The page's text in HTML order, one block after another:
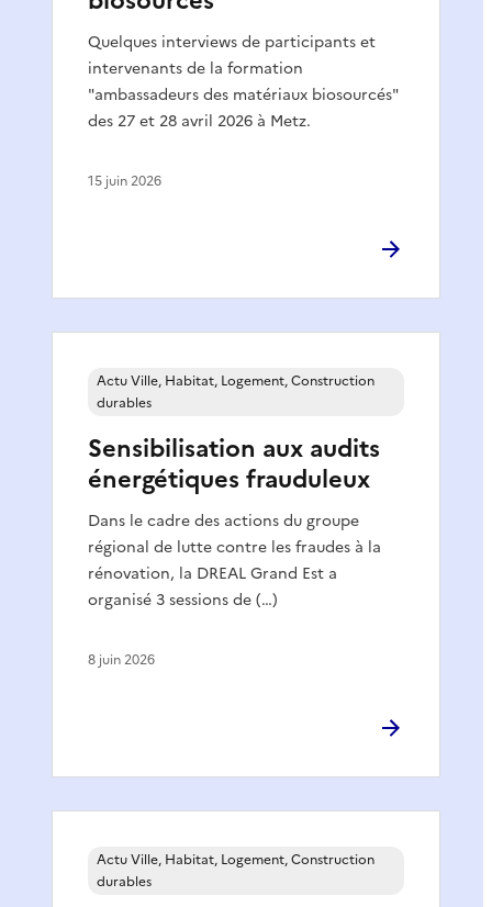
Quelques interviews de participants et
intervenants de la formation
"ambassadeurs des matériaux biosourcés"
des 27 et 28 avril 2026 à Metz.
15 juin 2026
Sensibilisation aux audits
énergétiques frauduleux
Dans le cadre des actions du groupe
régional de lutte contre les fraudes à la
rénovation, la DREAL Grand Est a
organisé 3 sessions de (…)
Actu Ville, Habitat, Logement, Construction
durables
8 juin 2026
Actu Ville, Habitat, Logement, Construction
durables